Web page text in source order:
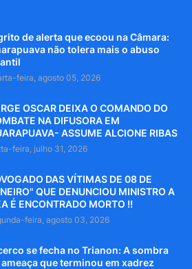
de alerta que ecoou na Câmara:
não tolera mais o abuso
feira, agosto 05, 2026
OSCAR DEIXA O COMANDO DO
NA DIFUSORA EM
ASSUME ALCIONE RIBAS
feira, julho 31, 2026
DAS VÍTIMAS DE 08 DE
QUE DENUNCIOU MINISTRO A
É ENCONTRADO MORTO !!
feira, agosto 03, 2026
se fecha no Trianon: A sombra
ameaça que terminou em xadrez